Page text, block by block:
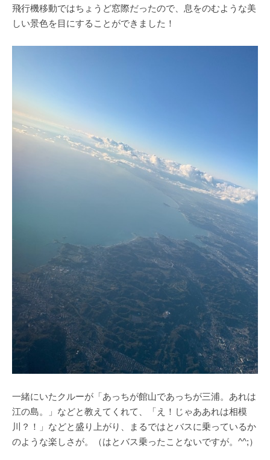
飛行機移動ではちょうど窓際だったので、息をのむような美
しい景色を目にすることができました！
一緒にいたクルーが「あっちが館山であっちが三浦。あれは
江の島。」などと教えてくれて、「え！じゃああれは相模
川？！」などと盛り上がり、まるではとバスに乗っているか
のような楽しさが。（はとバス乗ったことないですが。^^;）